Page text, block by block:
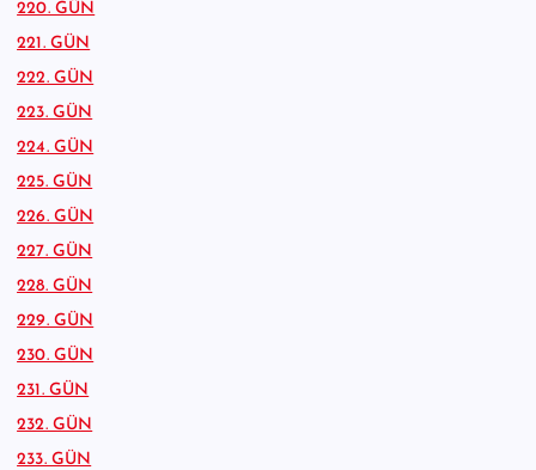
220. GÜN
221. GÜN
222. GÜN
223. GÜN
224. GÜN
225. GÜN
226. GÜN
227. GÜN
228. GÜN
229. GÜN
230. GÜN
231. GÜN
232. GÜN
233. GÜN